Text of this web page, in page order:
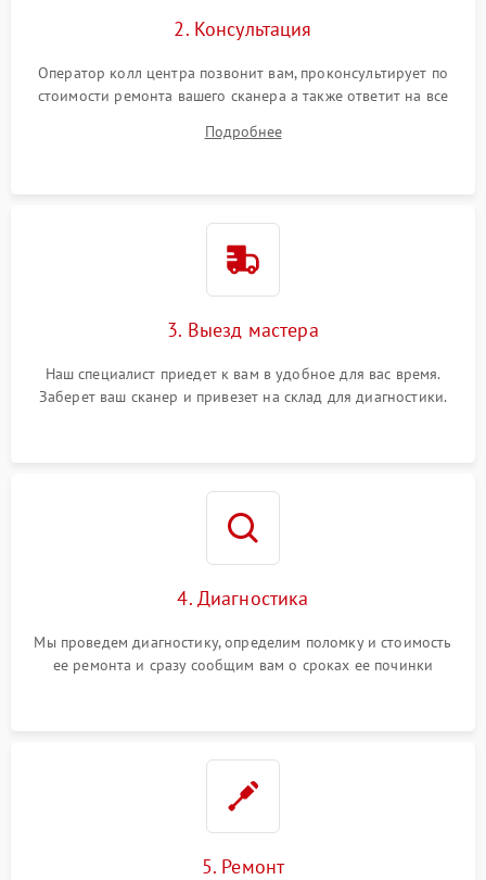
2. Консультация
Оператор колл центра позвонит вам, проконсультирует по
стоимости ремонта вашего сканера а также ответит на все
Подробнее
3. Выезд мастера
Наш специалист приедет к вам в удобное для вас время.
Заберет ваш сканер и привезет на склад для диагностики.
4. Диагностика
Мы проведем диагностику, определим поломку и стоимость
ее ремонта и сразу сообщим вам о сроках ее починки
5. Ремонт